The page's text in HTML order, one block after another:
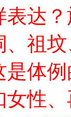
表达
、祖
是体
女性